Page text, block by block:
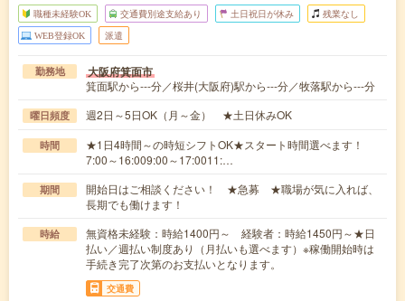
職種未経験OK 交通費別途支給あり 土日祝日が休み 残業なし
WEB登録OK 派遣
勤務地 大阪府箕面市
箕面駅から---分／桜井(大阪府)駅から---分／牧落駅から---分
曜日頻度 週2日～5日OK（月～金） ★土日休みOK
時間
★1日4時間～の時短シフトOK★スタート時間選べます！
7:00～16:009:00～17:0011:…
期間
開始日はご相談ください！ ★急募 ★職場が気に入れば、
長期でも働けます！
時給
無資格未経験：時給1400円～ 経験者：時給1450円～★日
払い／週払い制度あり（月払いも選べます）※稼働開始時は
手続き完了次第のお支払いとなります。
交通費